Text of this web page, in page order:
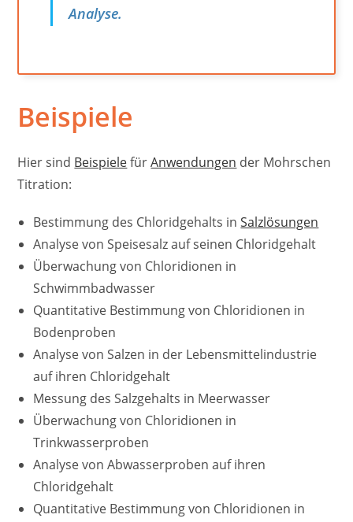
Analyse.
Beispiele
Hier sind BeispielefürAnwendungen der Mohrschen
Titration:
Bestimmung des Chloridgehalts inSalzlösungen
Analyse von Speisesalz auf seinen Chloridgehalt
Überwachung von Chloridionen in
Schwimmbadwasser
Quantitative Bestimmung von Chloridionen in
Bodenproben
Analyse von Salzen in der Lebensmittelindustrie
auf ihren Chloridgehalt
Messung des Salzgehalts in Meerwasser
Überwachung von Chloridionen in
Trinkwasserproben
Analyse von Abwasserproben auf ihren
Chloridgehalt
Quantitative Bestimmung von Chloridionen in